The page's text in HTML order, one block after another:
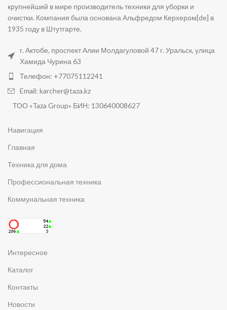
крупнейший в мире производитель техники для уборки и
очистки. Компания была основана Альфредом Керхером[de] в
1935 году в Штутгарте.
г. Актобе, проспект Алии Молдагуловой 47 г. Уральск, улица
Хамида Чурина 63
Телефон: +77075112241
Email: karcher@taza.kz
ТОО «Taza Group» БИН: 130640008627
Навигация
Главная
Техника для дома
Профессиональная техника
Коммунальная техника
Интересное
Каталог
Контакты
Новости